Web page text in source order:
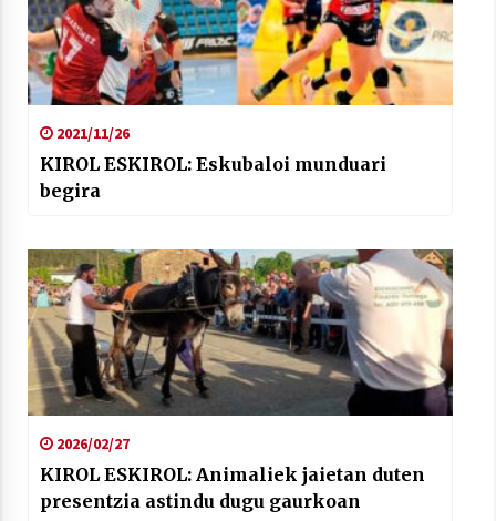
2021/11/26
KIROL ESKIROL: Eskubaloi munduari
begira
2026/02/27
KIROL ESKIROL: Animaliek jaietan duten
presentzia astindu dugu gaurkoan